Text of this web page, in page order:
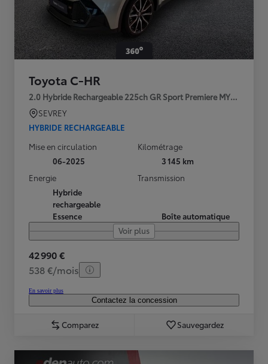
Toyota C-HR
2.0 Hybride Rechargeable 225ch GR Sport Premiere MY25
SEVREY
HYBRIDE RECHARGEABLE
Mise en circulation
06-2025
Kilométrage
3 145 km
Energie
Hybride
rechargeable
Essence
Transmission
Boîte automatique
Voir plus
42 990 €
538 €/mois
En savoir plus
Contactez la concession
Comparez Sauvegardez